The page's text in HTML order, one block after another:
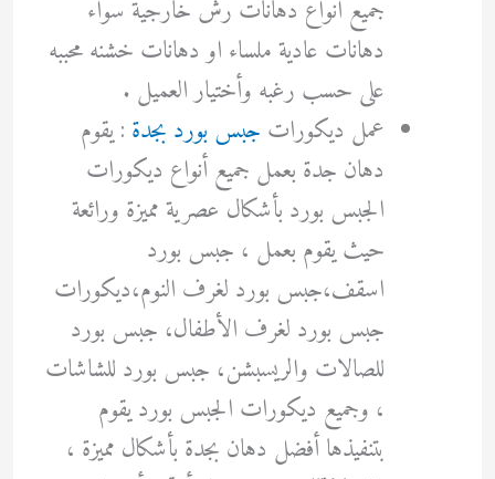
جميع انواع دهانات رش خارجية سواء
دهانات عادية ملساء او دهانات خشنه محببه
على حسب رغبه وأختيار العميل .
عمل ديكورات جبس بورد بجدة : يقوم
دهان جدة بعمل جميع أنواع ديكورات
الجبس بورد بأشكال عصرية مميزة ورائعة
حيث يقوم بعمل ، جبس بورد
اسقف،جبس بورد لغرف النوم،ديكورات
جبس بورد لغرف الأطفال، جبس بورد
للصالات والريسبشن، جبس بورد للشاشات
، وجميع ديكورات الجبس بورد يقوم
بتنفيذها أفضل دهان بجدة بأشكال مميزة ،